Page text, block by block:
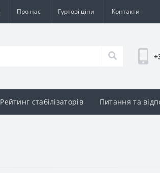
Про нас Гуртові ціни Контакти
Рейтинг стабілізаторів Питання та